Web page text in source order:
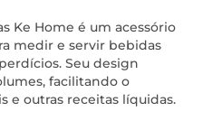
Ke Home é um acessório
medir e servir bebidas
Seu design
facilitando o
e outras receitas líquidas.